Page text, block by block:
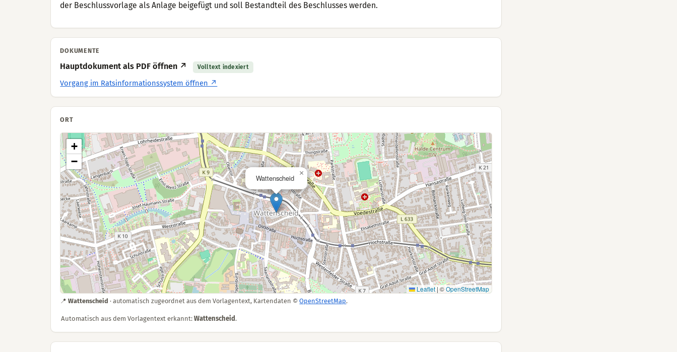
der Beschlussvorlage als Anlage beigefügt und soll Bestandteil des Beschlusses werden.
DOKUMENTE
Hauptdokument als PDF öffnen ↗ Volltext indexiert
Vorgang im Ratsinformationssystem öffnen ↗
ORT
Wattenscheid
×
+
−
Leaflet | ©OpenStreetMap
📍Wattenscheid · automatisch zugeordnet aus dem Vorlagentext, Kartendaten ©OpenStreetMap.
Automatisch aus dem Vorlagentext erkannt: Wattenscheid.